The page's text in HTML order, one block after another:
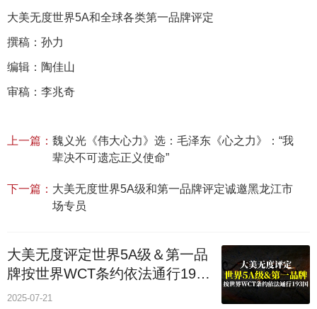
大美无度世界5A和全球各类第一品牌评定
撰稿：孙力
编辑：陶佳山
审稿：李兆奇
上一篇： 魏义光《伟大心力》选：毛泽东《心之力》：“我
辈决不可遗忘正义使命”
下一篇： 大美无度世界5A级和第一品牌评定诚邀黑龙江市
场专员
大美无度评定世界5A级＆第一品
牌按世界WCT条约依法通行193
个国家
2025-07-21